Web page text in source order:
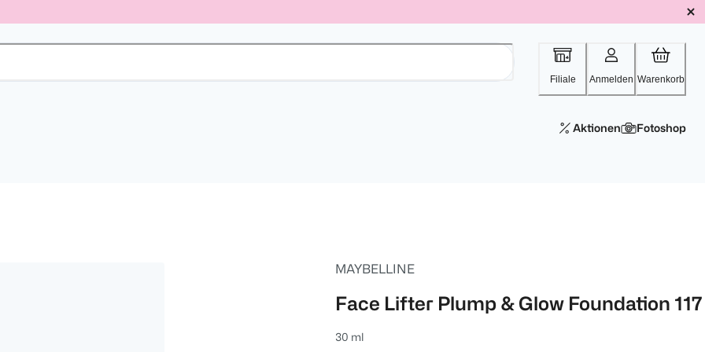
Filiale Anmelden Warenkorb
Aktionen Fotoshop
MAYBELLINE
Face Lifter Plump & Glow Foundation 117
30 ml